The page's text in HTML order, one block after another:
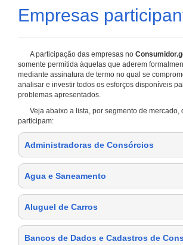
Empresas
A participação das empresas no
somente permitida àquelas que aderem
mediante assinatura de termo no qual se
analisar e investir todos os esforços disponíveis
problemas apresentados.
Veja abaixo a lista, por segmento de mercado,
participam:
Administradoras de Consórcios
Agua e Saneamento
Aluguel de Carros
Bancos de Dados e Cadastros de